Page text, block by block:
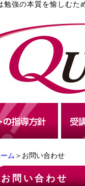
強の本質を愉しむた
ム ＞お問い合わせ
お問い合わせ